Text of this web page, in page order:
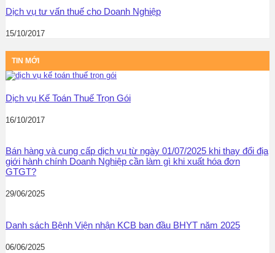
Dịch vụ tư vấn thuế cho Doanh Nghiệp
15/10/2017
TIN MỚI
Dịch vụ Kế Toán Thuế Trọn Gói
16/10/2017
Bán hàng và cung cấp dịch vụ từ ngày 01/07/2025 khi thay đổi địa
giới hành chính Doanh Nghiệp cần làm gì khi xuất hóa đơn
GTGT?
29/06/2025
Danh sách Bệnh Viện nhận KCB ban đầu BHYT năm 2025
06/06/2025